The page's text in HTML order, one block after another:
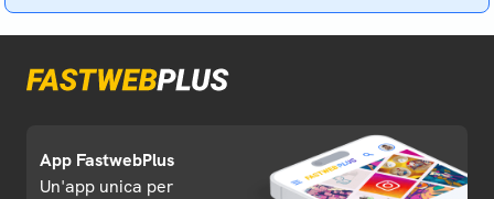
App FastwebPlus
Un'app unica per